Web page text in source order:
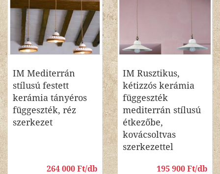
IM Mediterrán
stílusú festett
kerámia tányéros
függeszték, réz
szerkezet
264 000 Ft/db
IM Rusztikus,
kétizzós kerámia
függeszték
mediterrán stílusú
étkezőbe,
kovácsoltvas
szerkezettel
195 900 Ft/db